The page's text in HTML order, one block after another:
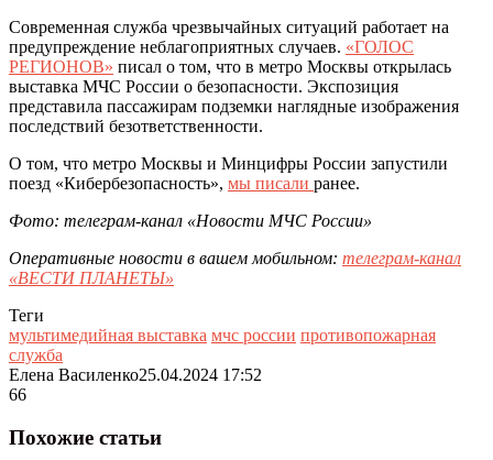
Современная служба чрезвычайных ситуаций работает на
предупреждение неблагоприятных случаев. «ГОЛОС
РЕГИОНОВ» писал о том, что в метро Москвы открылась
выставка МЧС России о безопасности. Экспозиция
представила пассажирам подземки наглядные изображения
последствий безответственности.
О том, что метро Москвы и Минцифры России запустили
поезд «Кибербезопасность», мы писали ранее.
Фото: телеграм-канал «Новости МЧС России»
Оперативные новости в вашем мобильном: телеграм-канал
«ВЕСТИ ПЛАНЕТЫ»
Теги
мультимедийная выставка мчс россии противопожарная
служба
Елена Василенко25.04.2024 17:52
66
Похожие статьи